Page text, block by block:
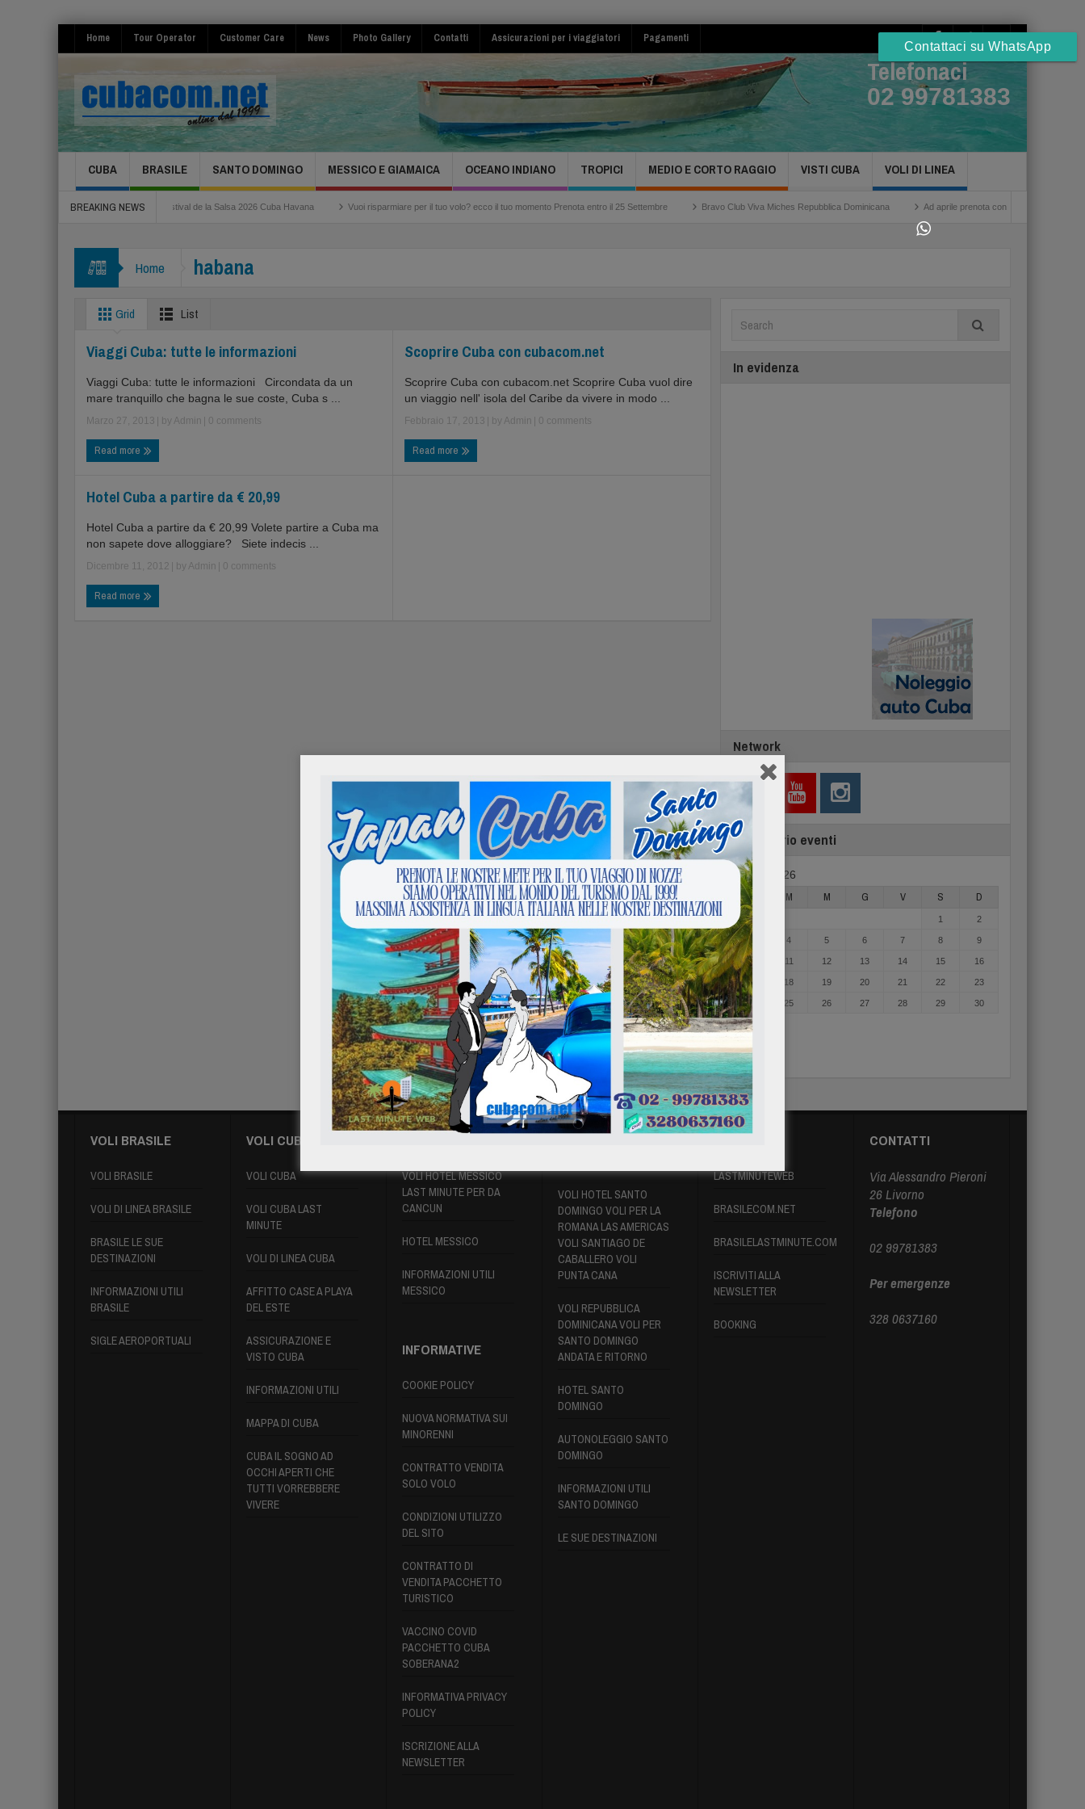
Home Tour Operator Customer Care News Photo Gallery Contatti Assicurazioni per i viaggiatori Pagamenti
Telefonaci
02 99781383
CUBA BRASILE SANTO DOMINGO MESSICO E GIAMAICA OCEANO INDIANO TROPICI MEDIO E CORTO RAGGIO VISTI CUBA VOLI DI LINEA
BREAKING NEWS
da Roma Fiumicino Festival de la Salsa 2026 Cuba Havana Vuoi risparmiare per il tuo volo? ecco il tuo momento Prenota entro il 25 Settembre Bravo Club Viva Miches Repubblica Dominicana Ad aprile prenota con noi gli Hotel a Cuba
Home habana
Grid List
Viaggi Cuba: tutte le informazioni
Viaggi Cuba: tutte le informazioni Circondata da un
mare tranquillo che bagna le sue coste, Cuba s ...
Marzo 27, 2013 | by Admin 0 comments
Read more
Scoprire Cuba con cubacom.net
Scoprire Cuba con cubacom.net Scoprire Cuba vuol dire
un viaggio nell' isola del Caribe da vivere in modo ...
Febbraio 17, 2013 | by Admin 0 comments
Read more
Hotel Cuba a partire da € 20,99
Hotel Cuba a partire da € 20,99 Volete partire a Cuba ma
non sapete dove alloggiare? Siete indecis ...
Dicembre 11, 2012 | by Admin 0 comments
Read more
In evidenza
Network
Calendario eventi
Agosto 2026
L M M G V S D
1 2
3 4 5 6 7 8 9
10 11 12 13 14 15 16
17 18 19 20 21 22 23
24 25 26 27 28 29 30
31
« Mag
VOLI BRASILE
VOLI BRASILE
VOLI DI LINEA BRASILE
BRASILE LE SUE
DESTINAZIONI
INFORMAZIONI UTILI
BRASILE
SIGLE AEROPORTUALI
VOLI CUBA
VOLI CUBA
VOLI CUBA LAST
MINUTE
VOLI DI LINEA CUBA
AFFITTO CASE A PLAYA
DEL ESTE
ASSICURAZIONE E
VISTO CUBA
INFORMAZIONI UTILI
MAPPA DI CUBA
CUBA IL SOGNO AD
OCCHI APERTI CHE
TUTTI VORREBBERE
VIVERE
VOLI MESSICO
VOLI HOTEL MESSICO
LAST MINUTE PER DA
CANCUN
HOTEL MESSICO
INFORMAZIONI UTILI
MESSICO
INFORMATIVE
COOKIE POLICY
NUOVA NORMATIVA SUI
MINORENNI
CONTRATTO VENDITA
SOLO VOLO
CONDIZIONI UTILIZZO
DEL SITO
CONTRATTO DI
VENDITA PACCHETTO
TURISTICO
VACCINO COVID
PACCHETTO CUBA
SOBERANA2
INFORMATIVA PRIVACY
POLICY
ISCRIZIONE ALLA
NEWSLETTER
VOLI SANTO
VOLI HOTEL SANTO
DOMINGO VOLI PER LA
ROMANA LAS AMERICAS
VOLI SANTIAGO DE
CABALLERO VOLI
PUNTA CANA
VOLI REPUBBLICA
DOMINICANA VOLI PER
SANTO DOMINGO
ANDATA E RITORNO
HOTEL SANTO
DOMINGO
AUTONOLEGGIO SANTO
DOMINGO
INFORMAZIONI UTILI
SANTO DOMINGO
LE SUE DESTINAZIONI
PARTNER
LASTMINUTEWEB
BRASILECOM.NET
BRASILELASTMINUTE.COM
ISCRIVITI ALLA
NEWSLETTER
BOOKING
CONTATTI
Via Alessandro Pieroni
26 Livorno
Telefono
02 99781383
Per emergenze
328 0637160
Contattaci su WhatsApp